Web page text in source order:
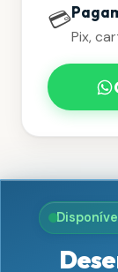
💳
Pix,